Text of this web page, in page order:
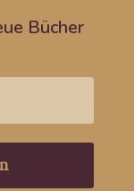
Bücher